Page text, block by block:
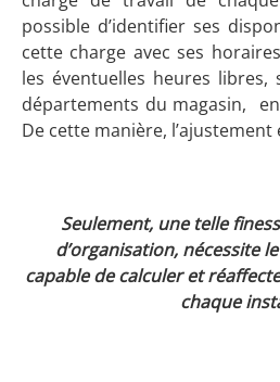
possible d’identifier ses
cette charge avec ses
les éventuelles heures libres,
départements du magasin,
De cette manière,
Seulement, une telle
d’organisation, nécessite
capable de calculer et
chaque